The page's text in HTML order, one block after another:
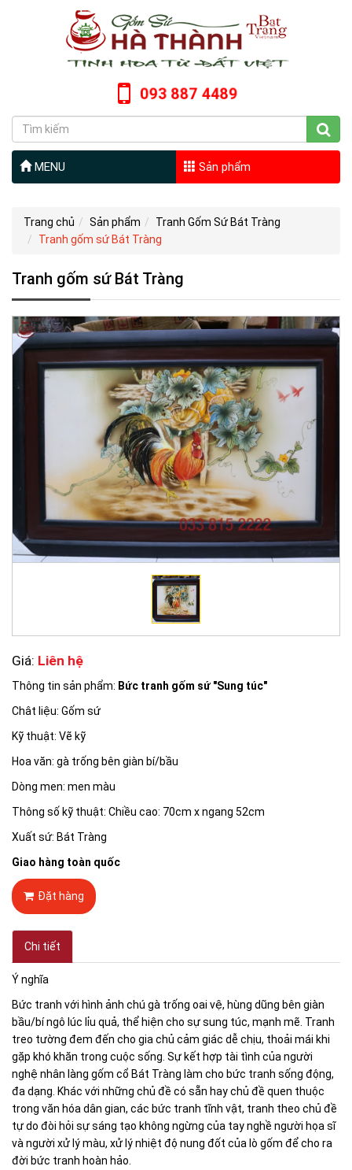
093 887 4489
MENU Sản phẩm
Trang chủ Sản phẩm
Tranh Gốm Sứ Bát Tràng
Tranh gốm sứ Bát Tràng
Tranh gốm sứ Bát Tràng
Giá: Liên hệ
Thông tin sản phẩm: Bức tranh gốm sứ "Sung túc"
Chât liệu: Gốm sứ
Kỹ thuật: Vẽ kỹ
Hoa văn: gà trống bên giàn bí/bầu
Dòng men: men màu
Thông số kỹ thuật: Chiều cao: 70cm x ngang 52cm
Xuất sứ: Bát Tràng
Giao hàng toàn quốc
Đặt hàng
Chi tiết
Ý nghĩa
Bức tranh với hình ảnh chú gà trống oai vệ, hùng dũng bên giàn
bầu/bí ngô lúc lỉu quả, thể hiện cho sự sung túc, mạnh mẽ. Tranh
treo tường đem đến cho gia chủ cảm giác dễ chịu, thoải mái khi
gặp khó khăn trong cuộc sống. Sự kết hợp tài tình của người
nghệ nhân làng gốm cổ Bát Tràng làm cho bức tranh sống động,
đa dạng. Khác với những chủ đề có sẵn hay chủ đề quen thuộc
trong văn hóa dân gian, các bức tranh tĩnh vật, tranh theo chủ đề
tự do đòi hỏi sự sáng tạo không ngừng của tay nghề người họa sĩ
và người xử lý màu, xử lý nhiệt độ nung đốt của lò gốm để cho ra
đời bức tranh hoàn hảo.